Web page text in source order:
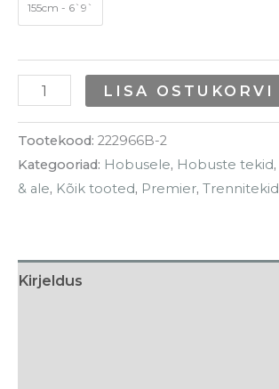
155cm - 6`9`
LISA OSTUKORVI
Tootekood: 222966B-2
Kategooriad: Hobusele, Hobuste tekid,
& ale, Kõik tooted, Premier, Trennitekid
Kirjeldus